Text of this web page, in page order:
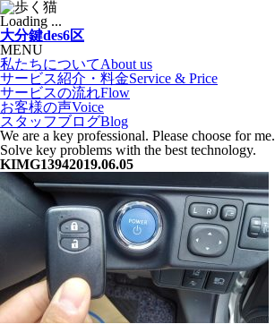
Loading ...
大分鍵des6区
MENU
私たちについてAbout us
サービス紹介・料金Service & Price
サービスの流れFlow
お客様の声Voice
スタッフブログBlog
We are a key professional. Please choose for me.
Solve key problems with the best technology.
KIMG13942019.06.05